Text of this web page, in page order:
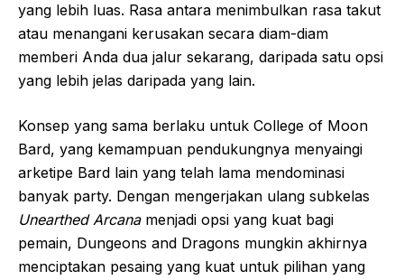
yang lebih luas. Rasa antara menimbulkan rasa takut
atau menangani kerusakan secara diam-diam
memberi Anda dua jalur sekarang, daripada satu opsi
yang lebih jelas daripada yang lain.
Konsep yang sama berlaku untuk College of Moon
Bard, yang kemampuan pendukungnya menyaingi
arketipe Bard lain yang telah lama mendominasi
banyak party. Dengan mengerjakan ulang subkelas
Unearthed Arcanamenjadi opsi yang kuat bagi
pemain, Dungeons and Dragons mungkin akhirnya
menciptakan pesaing yang kuat untuk pilihan yang